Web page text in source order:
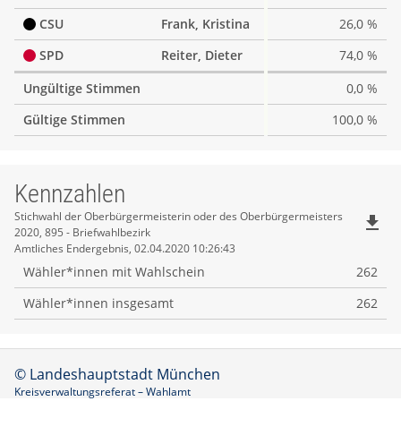
CSU
Frank, Kristina
26,0 %
SPD
Reiter, Dieter
74,0 %
Ungültige Stimmen
0,0 %
Gültige Stimmen
100,0 %
Kennzahlen
Kennzahlen
Stichwahl der Oberbürgermeisterin oder des Oberbürgermeisters
2020, 895 - Briefwahlbezirk
Amtliches Endergebnis, 02.04.2020 10:26:43
file_download
Wähler*innen mit Wahlschein
262
Wähler*innen insgesamt
262
© Landeshauptstadt München
Kreisverwaltungsreferat – Wahlamt